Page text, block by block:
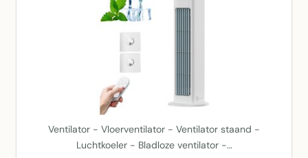
Ventilator - Vloerventilator - Ventilator staand -
Luchtkoeler - Bladloze ventilator -…